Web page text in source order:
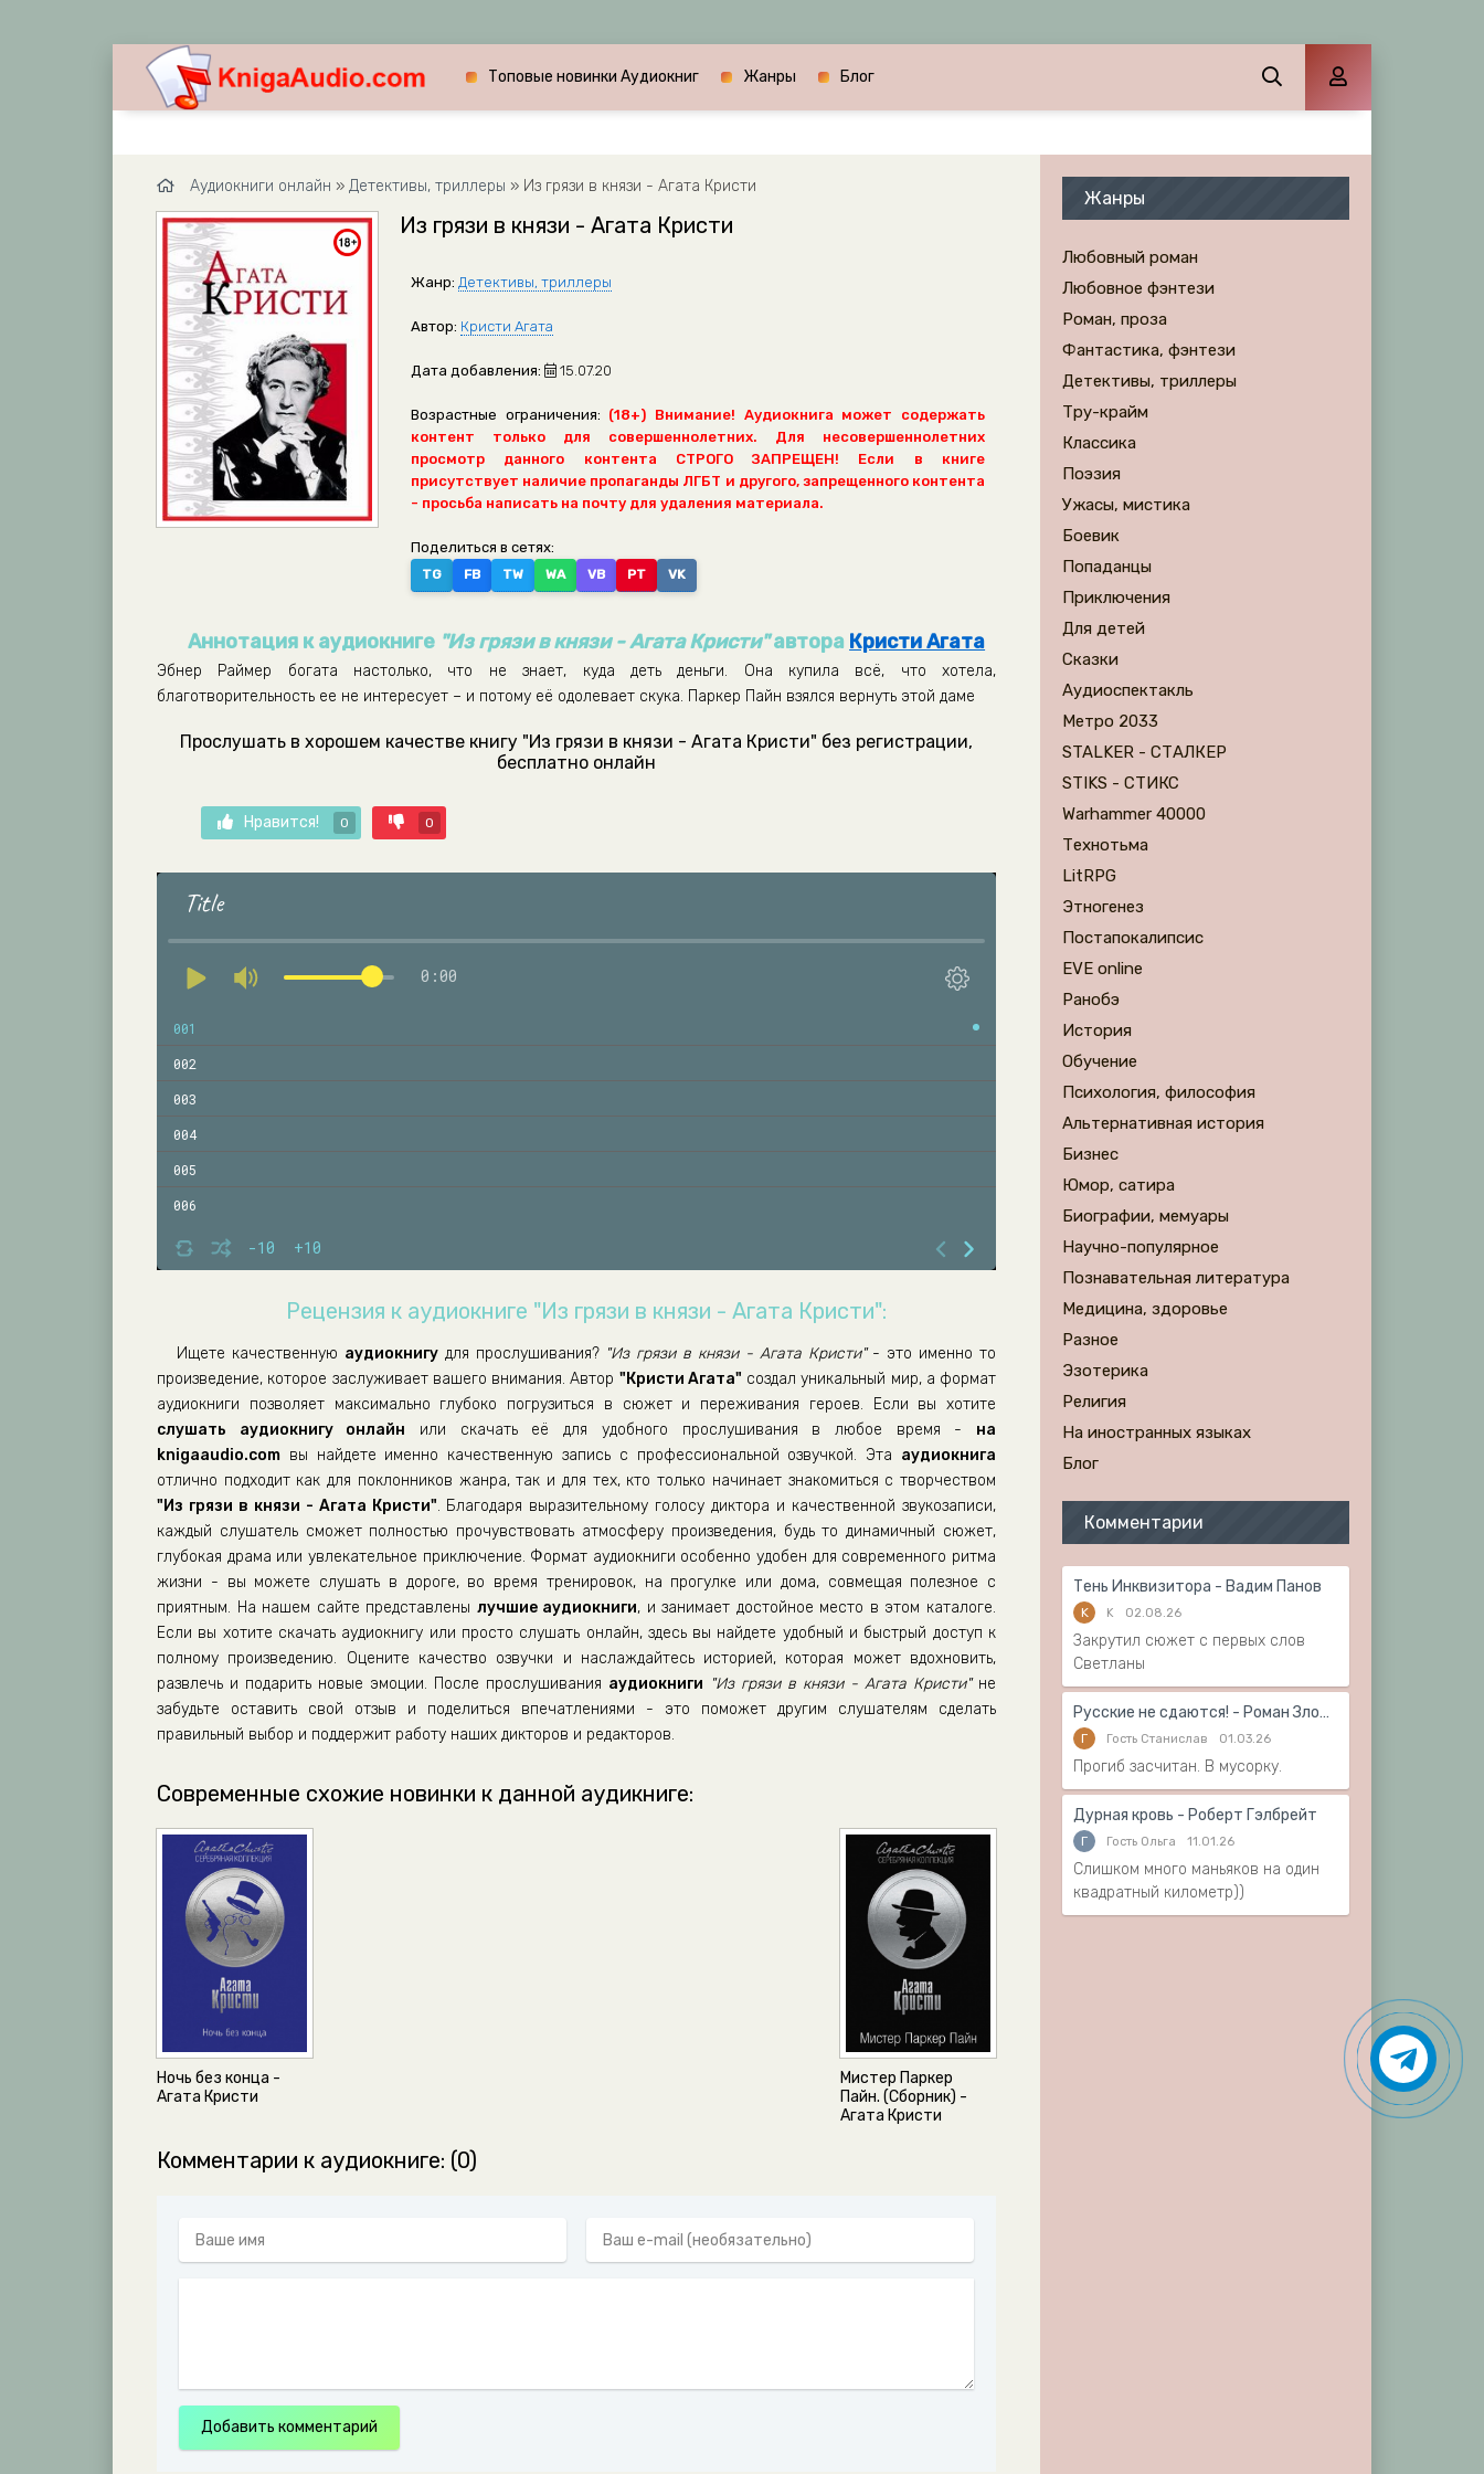
Топовые новинки Аудиокниг Жанры Блог
Аудиокниги онлайн » Детективы, триллеры » Из грязи в князи - Агата Кристи
Из грязи в князи - Агата Кристи
Жанр: Детективы, триллеры
Автор: Кристи Агата
Дата добавления: 15.07.20
Возрастные ограничения: (18+) Внимание! Аудиокнига может содержать
контент только для совершеннолетних. Для несовершеннолетних
просмотр данного контента СТРОГО ЗАПРЕЩЕН! Если в книге
присутствует наличие пропаганды ЛГБТ и другого, запрещенного контента
- просьба написать на почту для удаления материала.
Поделиться в сетях:
TG FB TW WA VB PT VK
Аннотация к аудиокниге "Из грязи в князи - Агата Кристи"автора Кристи Агата
Эбнер Раймер богата настолько, что не знает, куда деть деньги. Она купила всё, что хотела,
благотворительность ее не интересует – и потому её одолевает скука. Паркер Пайн взялся вернуть этой даме
Прослушать в хорошем качестве книгу "Из грязи в князи - Агата Кристи" без регистрации,
бесплатно онлайн
Нравится! 0 0
Title
0:00
-10 +10
001
002
003
004
005
006
Рецензия к аудиокниге "Из грязи в князи - Агата Кристи":
Ищете качественную аудиокнигудля прослушивания? "Из грязи в князи - Агата Кристи"- это именно то
произведение, которое заслуживает вашего внимания. Автор "Кристи Агата" создал уникальный мир, а формат
аудиокниги позволяет максимально глубоко погрузиться в сюжет и переживания героев. Если вы хотите
слушать аудиокнигу онлайн или скачать её для удобного прослушивания в любое время - на
knigaaudio.com вы найдете именно качественную запись с профессиональной озвучкой. Эта аудиокнига
отлично подходит как для поклонников жанра, так и для тех, кто только начинает знакомиться с творчеством
"Из грязи в князи - Агата Кристи". Благодаря выразительному голосу диктора и качественной звукозаписи,
каждый слушатель сможет полностью прочувствовать атмосферу произведения, будь то динамичный сюжет,
глубокая драма или увлекательное приключение. Формат аудиокниги особенно удобен для современного ритма
жизни - вы можете слушать в дороге, во время тренировок, на прогулке или дома, совмещая полезное с
приятным. На нашем сайте представлены лучшие аудиокниги, и занимает достойное место в этом каталоге.
Если вы хотите скачать аудиокнигу или просто слушать онлайн, здесь вы найдете удобный и быстрый доступ к
полному произведению. Оцените качество озвучки и наслаждайтесь историей, которая может вдохновить,
развлечь и подарить новые эмоции. После прослушивания аудиокниги "Из грязи в князи - Агата Кристи"не
забудьте оставить свой отзыв и поделиться впечатлениями - это поможет другим слушателям сделать
правильный выбор и поддержит работу наших дикторов и редакторов.
Современные схожие новинки к данной аудикниге:
Ночь без конца -
Агата Кристи
Мистер Паркер
Пайн. (Сборник) -
Агата Кристи
Комментарии к аудиокниге: (0)
Добавить комментарий
Жанры
Любовный роман
Любовное фэнтези
Роман, проза
Фантастика, фэнтези
Детективы, триллеры
Тру-крайм
Классика
Поэзия
Ужасы, мистика
Боевик
Попаданцы
Приключения
Для детей
Сказки
Аудиоспектакль
Метро 2033
STALKER - СТАЛКЕР
STIKS - СТИКС
Warhammer 40000
Технотьма
LitRPG
Этногенез
Постапокалипсис
EVE online
Ранобэ
История
Обучение
Психология, философия
Альтернативная история
Бизнес
Юмор, сатира
Биографии, мемуары
Научно-популярное
Познавательная литература
Медицина, здоровье
Разное
Эзотерика
Религия
На иностранных языках
Блог
Комментарии
Тень Инквизитора - Вадим Панов
K K 02.08.26
Закрутил сюжет с первых слов
Светланы
Русские не сдаются! - Роман Злотников
Г Гость Станислав 01.03.26
Прогиб засчитан. В мусорку.
Дурная кровь - Роберт Гэлбрейт
Г Гость Ольга 11.01.26
Слишком много маньяков на один
квадратный километр))